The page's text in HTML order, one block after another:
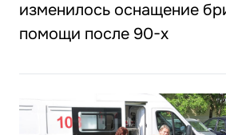
изменилось оснащение
помощи после 90-х